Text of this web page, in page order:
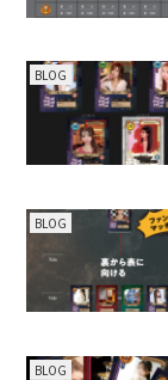
BLOG
BLOG
BLOG